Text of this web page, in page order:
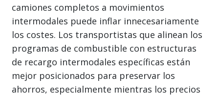
camiones completos a movimientos
intermodales puede inflar innecesariamente
los costes. Los transportistas que alinean los
programas de combustible con estructuras
de recargo intermodales específicas están
mejor posicionados para preservar los
ahorros, especialmente mientras los precios